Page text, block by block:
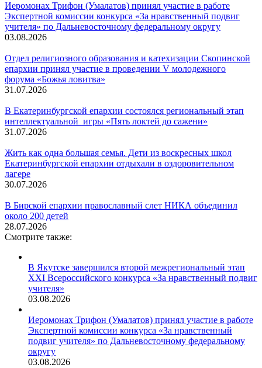
Иеромонах Трифон (Умалатов) принял участие в работе
Экспертной комиссии конкурса «За нравственный подвиг
учителя» по Дальневосточному федеральному округу
03.08.2026
Отдел религиозного образования и катехизации Скопинской
епархии принял участие в проведении V молодежного
форума «Божья ловитва»
31.07.2026
В Екатеринбургской епархии состоялся региональный этап
интеллектуальной игры «Пять локтей до сажени»
31.07.2026
Жить как одна большая семья. Дети из воскресных школ
Екатеринбургской епархии отдыхали в оздоровительном
лагере
30.07.2026
В Бирской епархии православный слет НИКА объединил
около 200 детей
28.07.2026
Смотрите также:
В Якутске завершился второй межрегиональный этап
XXI Всероссийского конкурса «За нравственный подвиг
учителя»
03.08.2026
Иеромонах Трифон (Умалатов) принял участие в работе
Экспертной комиссии конкурса «За нравственный
подвиг учителя» по Дальневосточному федеральному
округу
03.08.2026